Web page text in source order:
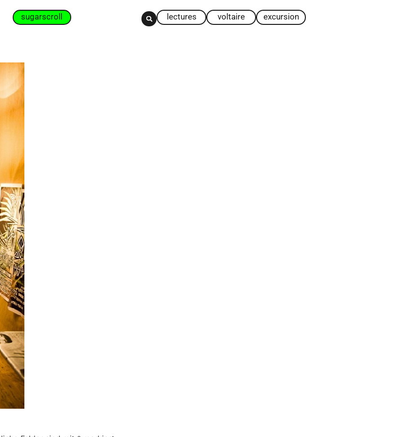
sugarscroll lectures voltaire excursion